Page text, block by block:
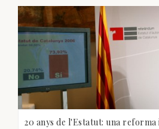
20 anys de l'Estatut: una reforma